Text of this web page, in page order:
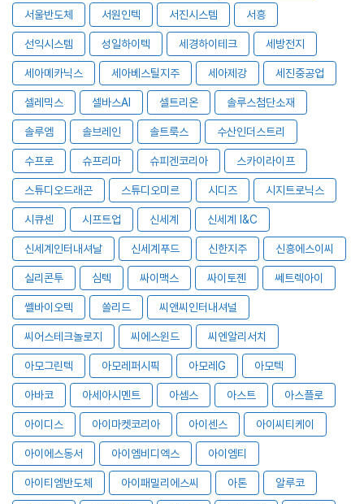
서울반도체 서원인텍 서진시스템 서흥
선익시스템 성일하이텍 세경하이테크 세방전지
세아메카닉스 세아베스틸지주 세아제강 세진중공업
셀레믹스 셀바스AI 셀트리온 솔루스첨단소재
솔루엠 솔브레인 솔트룩스 수산인더스트리
수프로 슈프리마 슈피겐코리아 스카이라이프
스튜디오드래곤 스튜디오미르 시디즈 시지트로닉스
시큐센 시프트업 신세계 신세계 I&C
신세계인터내셔날 신세계푸드 신한지주 신흥에스이씨
실리콘투 심텍 싸이맥스 싸이토젠 쎄트렉아이
쎌바이오텍 쏠리드 씨앤씨인터내셔널
씨어스테크놀로지 씨에스윈드 씨엔알리서치
아모그린텍 아모레퍼시픽 아모레G 아모텍
아바코 아세아시멘트 아셈스 아스트 아스플로
아이디스 아이마켓코리아 아이센스 아이씨티케이
아이에스동서 아이엠비디엑스 아이엠티
아이티엠반도체 아이패밀리에스씨 아톤 알루코